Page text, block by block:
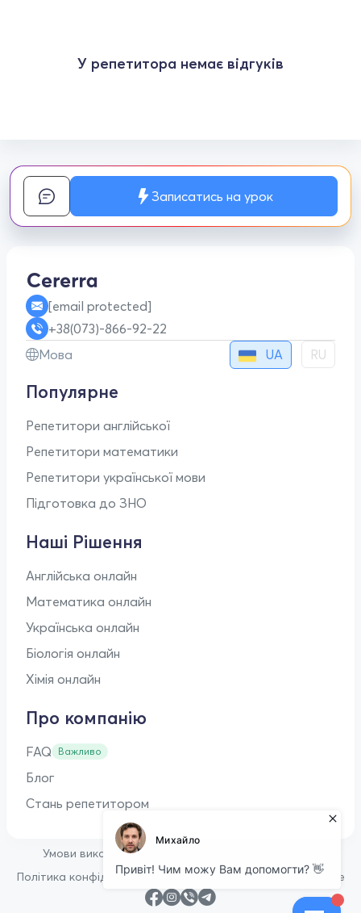
У репетитора немає відгуків
Записатись на урок
[email protected]
+38(073)-866-92-22
Мова
UA RU
Популярне
Репетитори англійської
Репетитори математики
Репетитори української мови
Підготовка до ЗНО
Наші Рішення
Англійська онлайн
Математика онлайн
Українська онлайн
Біологія онлайн
Хімія онлайн
Про компанію
FAQ Важливо
Блог
Стань репетитором
Умови використання
Політика конфіденційності • Політика щодо файлів cookie